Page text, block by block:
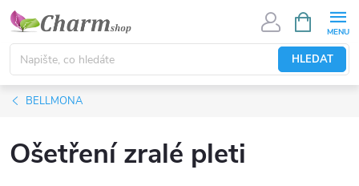
Přejít
obsah
HLEDAT
NÁKUPNÍ
KOŠÍK
BELLMONA
Ošetření zralé pleti